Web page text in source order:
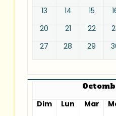
13
14 15
20
21 22
27
28 29
Dim
Lun Mar